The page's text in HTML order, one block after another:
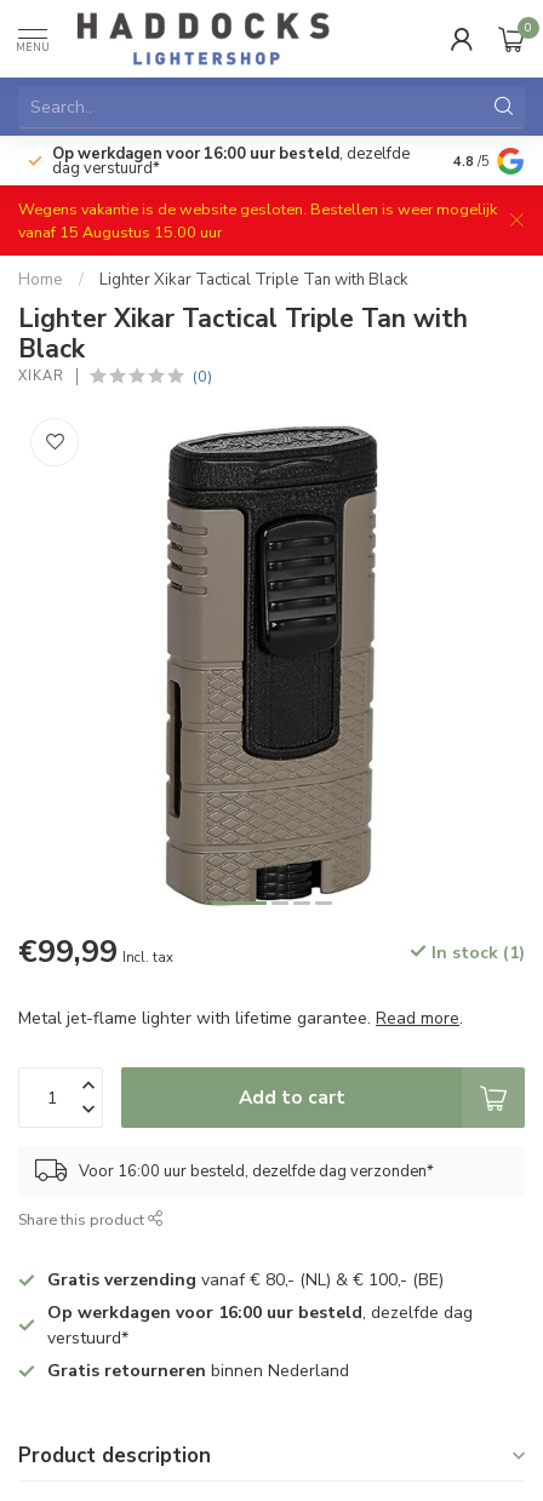
MENU
0
Op werkdagen voor 16:00 uur besteld, dezelfde
dag verstuurd* Gratis
4.8 /5
Wegens vakantie is de website gesloten. Bestellen is weer mogelijk
vanaf 15 Augustus 15.00 uur
Home / Lighter Xikar Tactical Triple Tan with Black
Lighter Xikar Tactical Triple Tan with
Black
XIKAR (0)
€99,99 Incl. tax In stock (1)
Metal jet-flame lighter with lifetime garantee. Read more.
Add to cart
Voor 16:00 uur besteld, dezelfde dag verzonden*
Share this product
Gratis verzending vanaf € 80,- (NL) & € 100,- (BE)
Op werkdagen voor 16:00 uur besteld, dezelfde dag
verstuurd*
Gratis retourneren binnen Nederland
Product description